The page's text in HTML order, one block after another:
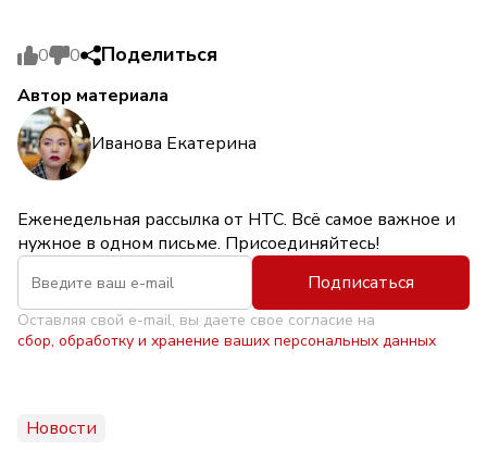
0 0 Поделиться
Автор материала
Иванова Екатерина
Еженедельная рассылка от НТС. Всё самое важное и
нужное в одном письме. Присоединяйтесь!
Подписаться
Оставляя свой e-mail, вы даете свое согласие на
сбор, обработку и хранение ваших персональных данных
Новости